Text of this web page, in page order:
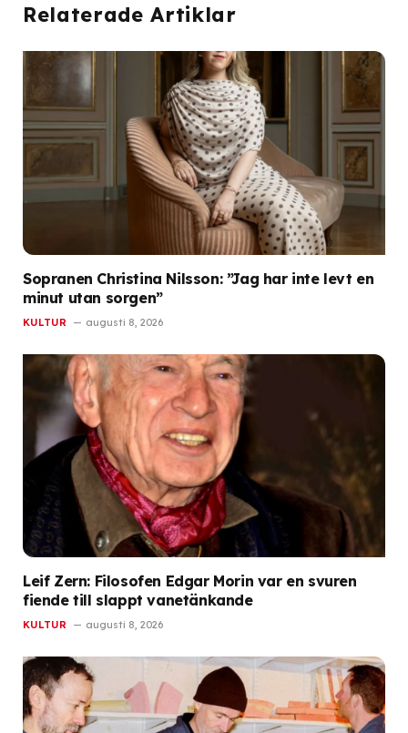
Relaterade Artiklar
Sopranen Christina Nilsson: ”Jag har inte levt en
minut utan sorgen”
KULTUR augusti 8, 2026
Leif Zern: Filosofen Edgar Morin var en svuren
fiende till slappt vanetänkande
KULTUR augusti 8, 2026